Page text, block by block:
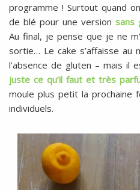
programme ! Surtout quand
de blé pour une version sans
Au final, je pense que je ne
sortie… Le cake s’affaisse au
l’absence de gluten – mais il
juste ce qu’il faut et très
moule plus petit la prochaine
individuels.